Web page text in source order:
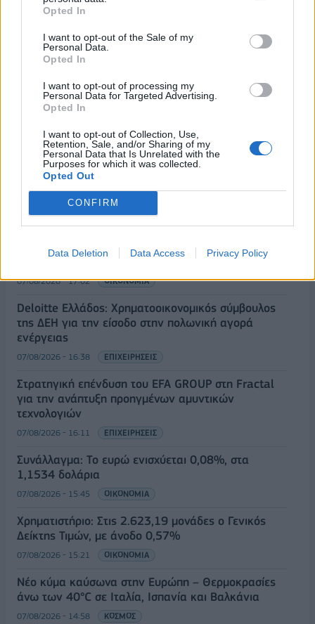
Opted In
I want to opt-out of the Sale of my
Personal Data.
Opted In
I want to opt-out of processing my
Personal Data for Targeted Advertising.
Opted In
I want to opt-out of Collection, Use,
Retention, Sale, and/or Sharing of my
Personal Data that Is Unrelated with the
Purposes for which it was collected.
Opted Out
CONFIRM
Data Deletion Data Access Privacy Policy
ΡΟΗ ΕΙΔΗΣΕΩΝ
ΥΠΑΑΤ: Επιπλέον 12,5 εκατ. ευρώ στις Περιφέρειες
για την ενίσχυση της βιοασφάλειας
07/08/2026 - 17:02 ΟΙΚΟΝΟΜΙΑ
Deloitte Ελλάδος: Χρηματοοικονομικός σύμβουλος
της ΔΕΗ για την είσοδο στην πολωνική αγορά
ενέργειας
07/08/2026 - 16:38 ΕΠΙΧΕΙΡΗΣΕΙΣ
Στρατηγική επένδυση του EFA GROUP στη Fractal
για την ανάπτυξη προηγμένων αμυντικών
τεχνολογιών
07/08/2026 - 16:11 ΕΠΙΧΕΙΡΗΣΕΙΣ
Συνάλλαγμα: Το ευρώ ενισχύεται 0,08%, στα
1,1534 δολάρια
07/08/2026 - 15:45 ΟΙΚΟΝΟΜΙΑ
Χρηματιστήριο: Στις 2.623,19 μονάδες ο Γενικός
Δείκτης Τιμών, με άνοδο 0,57%
07/08/2026 - 15:21 ΟΙΚΟΝΟΜΙΑ
Νέο κύμα καύσωνα στην Ευρώπη – Θερμοκρασίες
άνω των 40°C σε Ιταλία, Ισπανία και Βαλκάνια
07/08/2026 - 14:58 ΚΟΣΜΟΣ